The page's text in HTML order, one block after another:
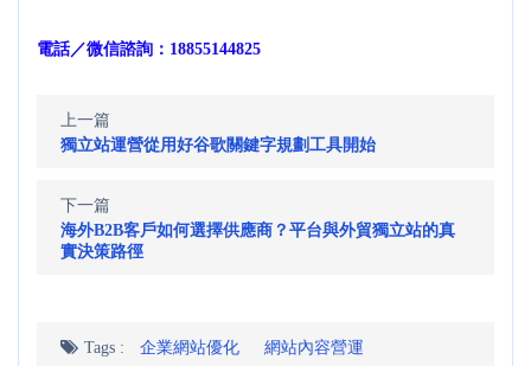
電話／微信諮詢：18855144825
上一篇
獨立站運營從用好谷歌關鍵字規劃工具開始
下一篇
海外B2B客戶如何選擇供應商？平台與外貿獨立站的真
實決策路徑
Tags : 企業網站優化
網站內容營運